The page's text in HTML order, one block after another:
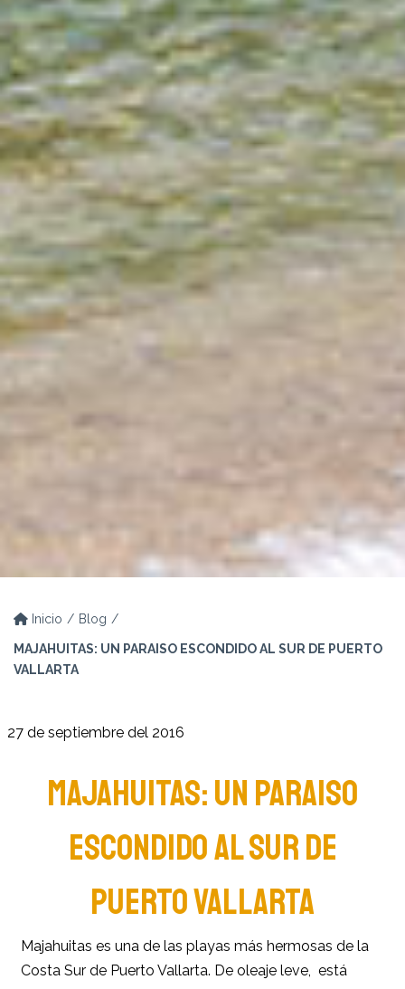
Inicio Blog
MAJAHUITAS: UN PARAISO ESCONDIDO AL SUR DE PUERTO
VALLARTA
27 de septiembre del 2016
MAJAHUITAS: UN PARAISO
ESCONDIDO AL SUR DE
PUERTO VALLARTA
Majahuitas es una de las playas más hermosas de la
Costa Sur de Puerto Vallarta. De oleaje leve, está